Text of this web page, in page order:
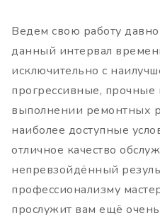
Ведем свою работу
данный интервал
исключительно с
прогрессивные,
выполнении ремонтных
наиболее доступные
отличное качество
непревзойдённый
профессионализму
прослужит вам ещё